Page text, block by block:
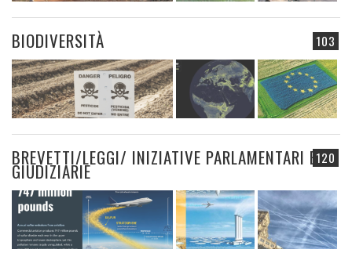
103
BIODIVERSITÀ
120
BREVETTI/LEGGI/ INIZIATIVE PARLAMENTARI E
GIUDIZIARIE